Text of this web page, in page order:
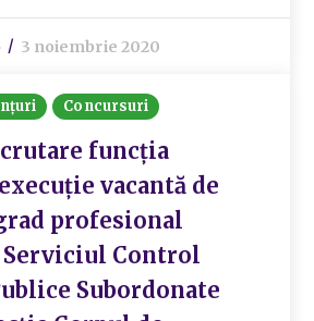
3 noiembrie 2020
Concursuri
funcția
vacantă de
profesional
Control
Subordonate